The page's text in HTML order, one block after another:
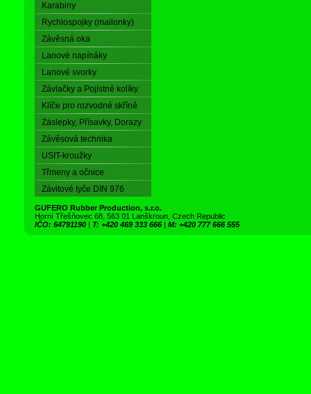
Karabiny
Rychlospojky (mailonky)
Závěsná oka
Lanové napínáky
Lanové svorky
Závlačky a Pojistné kolíky
Klíče pro rozvodné skříně
Záslepky, Přísavky, Dorazy
Závěsová technika
USIT-kroužky
Třmeny a očnice
Závitové tyče DIN 976
GUFERO Rubber Production, s.r.o.
Horní Třešňovec 68, 563 01 Lanškroun, Czech Republic
IČO: 64791190 | T: +420 469 333 666 | M: +420 777 666 555